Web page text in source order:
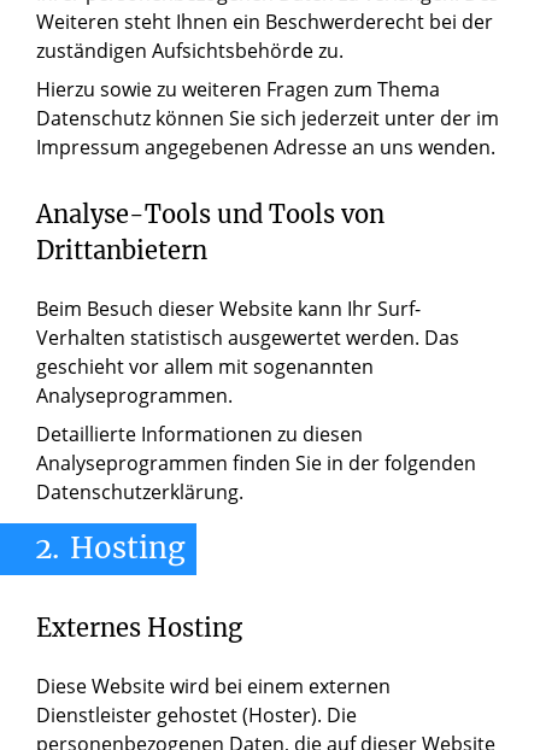
Weiteren steht Ihnen ein Beschwerderecht bei der
zuständigen Aufsichtsbehörde zu.
Hierzu sowie zu weiteren Fragen zum Thema
Datenschutz können Sie sich jederzeit unter der im
Impressum angegebenen Adresse an uns wenden.
Analyse-Tools und Tools von
Drittanbietern
Beim Besuch dieser Website kann Ihr Surf-
Verhalten statistisch ausgewertet werden. Das
geschieht vor allem mit sogenannten
Analyseprogrammen.
Detaillierte Informationen zu diesen
Analyseprogrammen finden Sie in der folgenden
Datenschutzerklärung.
2. Hosting
Externes Hosting
Diese Website wird bei einem externen
Dienstleister gehostet (Hoster). Die
personenbezogenen Daten, die auf dieser Website